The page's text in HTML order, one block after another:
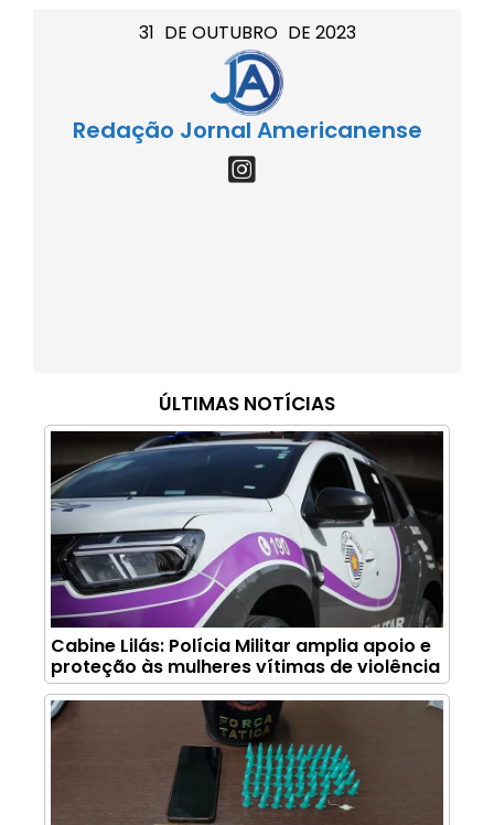
31 DE OUTUBRO DE 2023
Redação Jornal Americanense
ÚLTIMAS NOTÍCIAS
Cabine Lilás: Polícia Militar amplia apoio e
proteção às mulheres vítimas de violência